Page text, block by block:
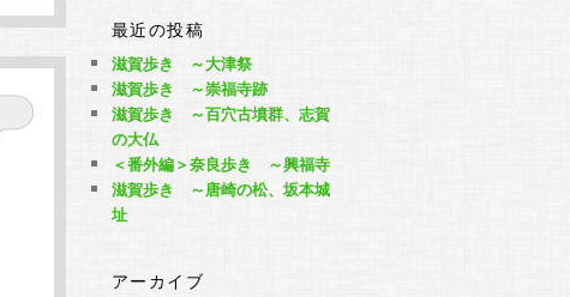
最近の投稿
滋賀歩き ～大津祭
滋賀歩き ～崇福寺跡
滋賀歩き ～百穴古墳群、志賀
の大仏
＜番外編＞奈良歩き ～興福寺
滋賀歩き ～唐崎の松、坂本城
址
アーカイブ